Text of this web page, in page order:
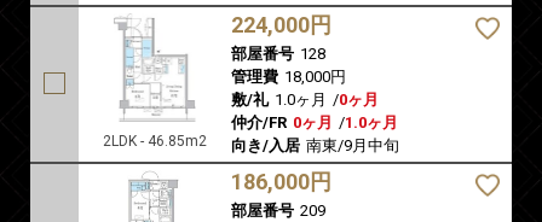
2LDK - 46.85m2
224,000円
部屋番号 128
管理費 18,000円
敷/礼 1.0ヶ月 /0ヶ月
仲介/FR 0ヶ月 /1.0ヶ月
向き/入居 南東/9月中旬
186,000円
部屋番号 209